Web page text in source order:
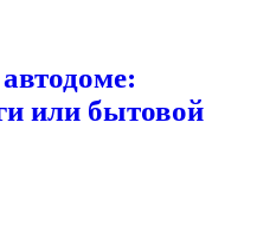
или бытовой